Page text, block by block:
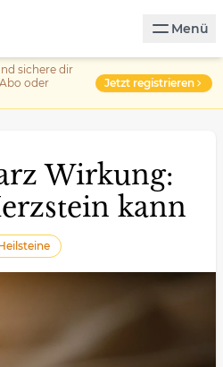
Menü
sichere dir
oder
Jetzt registrieren
Wirkung:
kann